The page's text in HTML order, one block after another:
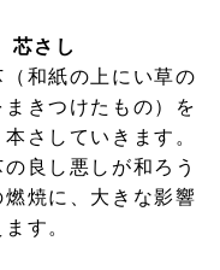
芯さし
和紙の上にい草の
きつけたもの）を
本さしていきます。
の良し悪しが和ろう
燃焼に、大きな影響
す。